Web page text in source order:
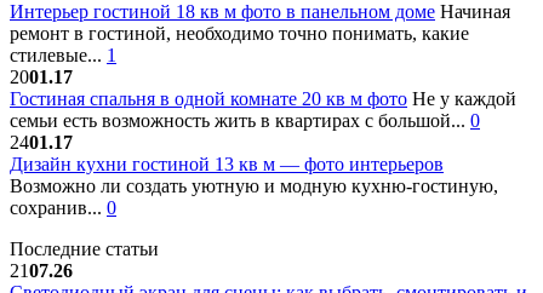
Интерьер гостиной 18 кв м фото в панельном доме Начиная
ремонт в гостиной, необходимо точно понимать, какие
стилевые... 1
2001.17
Гостиная спальня в одной комнате 20 кв м фото Не у каждой
семьи есть возможность жить в квартирах с большой... 0
2401.17
Дизайн кухни гостиной 13 кв м — фото интерьеров
Возможно ли создать уютную и модную кухню-гостиную,
сохранив... 0
Последние статьи
2107.26